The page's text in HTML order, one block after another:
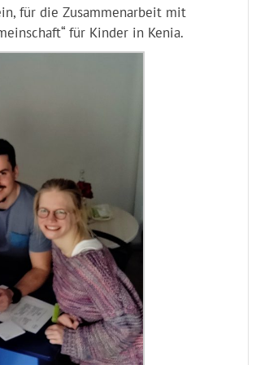
für die Zusammenarbeit mit
für Kinder in Kenia.